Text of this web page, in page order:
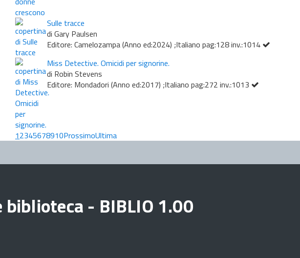
Sulle tracce
di Gary Paulsen
Editore: Camelozampa (Anno ed:2024) ;Italiano pag:128 inv.:1014
Miss Detective. Omicidi per signorine.
di Robin Stevens
Editore: Mondadori (Anno ed:2017) ;Italiano pag:272 inv.:1013
12345678910ProssimoUltima
biblioteca - BIBLIO 1.00